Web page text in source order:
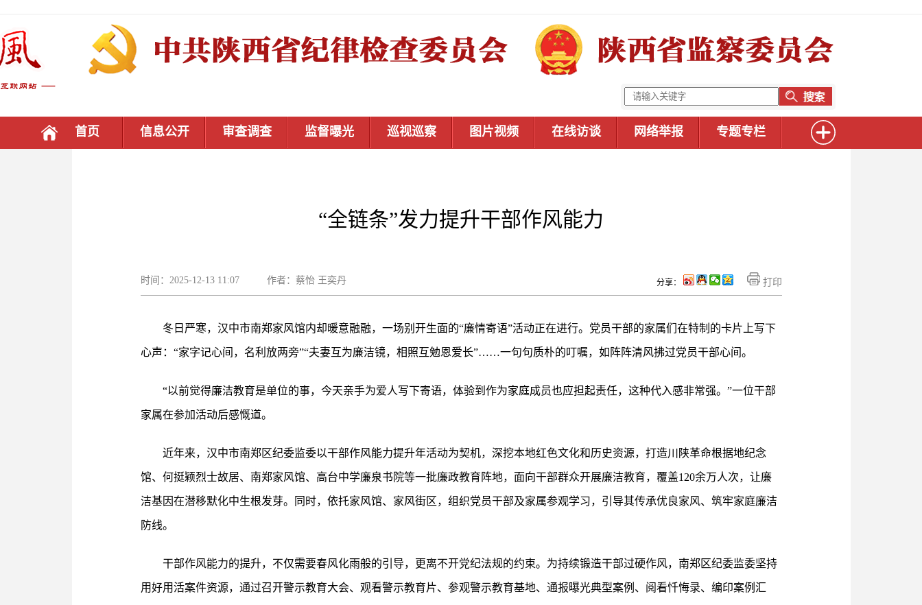
首页 信息公开 审查调查 监督曝光 巡视巡察 图片视频 在线访谈 网络举报 专题专栏
“全链条”发力提升干部作风能力
时间：2025-12-13 11:07 作者：​蔡怡 王奕丹 打印
分享：
冬日严寒，汉中市南郑家风馆内却暖意融融，一场别开生面的“廉情寄语”活动正在进行。党员干部的家属们在特制的卡片上写下
心声：“家字记心间，名利放两旁”“夫妻互为廉洁镜，相照互勉恩爱长”……一句句质朴的叮嘱，如阵阵清风拂过党员干部心间。
“以前觉得廉洁教育是单位的事，今天亲手为爱人写下寄语，体验到作为家庭成员也应担起责任，这种代入感非常强。”一位干部
家属在参加活动后感慨道。
近年来，汉中市南郑区纪委监委以干部作风能力提升年活动为契机，深挖本地红色文化和历史资源，打造川陕革命根据地纪念
馆、何挺颖烈士故居、南郑家风馆、高台中学廉泉书院等一批廉政教育阵地，面向干部群众开展廉洁教育，覆盖120余万人次，让廉
洁基因在潜移默化中生根发芽。同时，依托家风馆、家风街区，组织党员干部及家属参观学习，引导其传承优良家风、筑牢家庭廉洁
防线。
干部作风能力的提升，不仅需要春风化雨般的引导，更离不开党纪法规的约束。为持续锻造干部过硬作风，南郑区纪委监委坚持
用好用活案件资源，通过召开警示教育大会、观看警示教育片、参观警示教育基地、通报曝光典型案例、阅看忏悔录、编印案例汇